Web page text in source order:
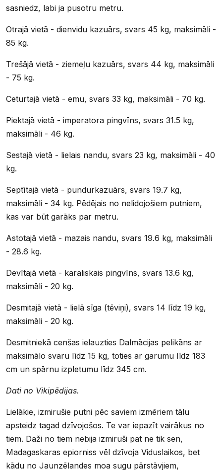
sasniedz, labi ja pusotru metru.
Otrajā vietā - dienvidu kazuārs, svars 45 kg, maksimāli -
85 kg.
Trešājā vietā - ziemeļu kazuārs, svars 44 kg, maksimāli
- 75 kg.
Ceturtajā vietā - emu, svars 33 kg, maksimāli - 70 kg.
Piektajā vietā - imperatora pingvīns, svars 31.5 kg,
maksimāli - 46 kg.
Sestajā vietā - lielais nandu, svars 23 kg, maksimāli - 40
kg.
Septītajā vietā - pundurkazuārs, svars 19.7 kg,
maksimāli - 34 kg. Pēdējais no nelidojošiem putniem,
kas var būt garāks par metru.
Astotajā vietā - mazais nandu, svars 19.6 kg, maksimāli
- 28.6 kg.
Devītajā vietā - karaliskais pingvīns, svars 13.6 kg,
maksimāli - 20 kg.
Desmitajā vietā - lielā sīga (tēviņi), svars 14 līdz 19 kg,
maksimāli - 20 kg.
Desmitniekā cenšas ielauzties Dalmācijas pelikāns ar
maksimālo svaru līdz 15 kg, toties ar garumu līdz 183
cm un spārnu izpletumu līdz 345 cm.
Dati no Vikipēdijas.
Lielākie, izmirušie putni pēc saviem izmēriem tālu
apsteidz tagad dzīvojošos. Te var iepazīt vairākus no
tiem. Daži no tiem nebija izmiruši pat ne tik sen,
Madagaskaras epiorniss vēl dzīvoja Viduslaikos, bet
kādu no Jaunzēlandes moa sugu pārstāvjiem,